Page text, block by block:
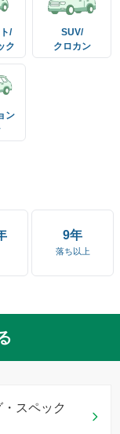
/
ク
SUV/
クロカン
ン
9年
落ち以上
スペック